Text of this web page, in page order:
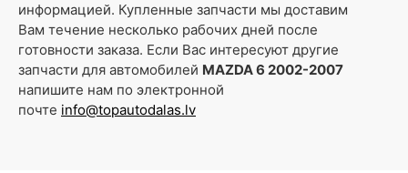
информацией. Купленные запчасти мы доставим
Вам течение несколько рабочих дней после
готовности заказа. Если Вас интересуют другие
запчасти для автомобилей MAZDA 6 2002-2007
напишите нам по электронной
почте info@topautodalas.lv